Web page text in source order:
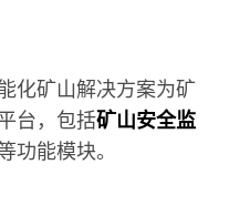
化矿山解决方案为矿
台，包括矿山安全监
功能模块。